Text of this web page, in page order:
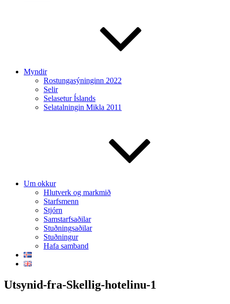
Myndir
Rostungasýninginn 2022
Selir
Selasetur Íslands
Selatalningin Mikla 2011
Um okkur
Hlutverk og markmið
Starfsmenn
Stjórn
Samstarfsaðilar
Stuðningsaðilar
Stuðningur
Hafa samband
Utsynid-fra-Skellig-hotelinu-1